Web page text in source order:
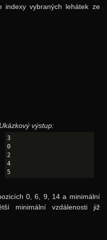
vybraných lehátek ze
Ukázkový výstup:
3
0
2
4
5
0, 6, 9, 14 a minimální
minimální vzdálenosti již